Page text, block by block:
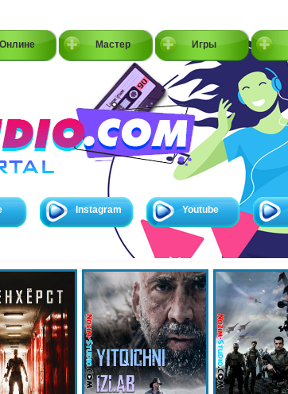
Онлине Мастер Игры
Instagram Youtube